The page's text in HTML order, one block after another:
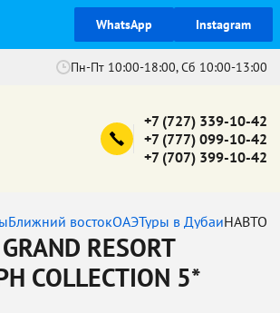
WhatsApp Instagram
Пн-Пт 10:00-18:00, Сб 10:00-13:00
+7 (727) 339-10-42
+7 (777) 099-10-42
+7 (707) 399-10-42
Ближний востокОАЭТуры в Дубаи
RESORT
COLLECTION 5*